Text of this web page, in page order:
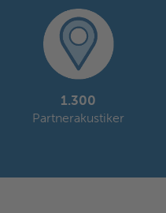
1.300
Partnerakustiker